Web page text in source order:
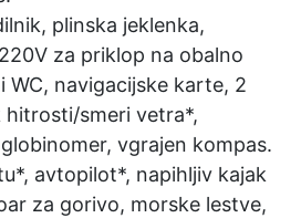
plinska jeklenka,
za priklop na obalno
WC, navigacijske karte, 2
hitrosti/smeri vetra*,
vgrajen kompas.
avtopilot*, napihljiv kajak
za gorivo, morske lestve,